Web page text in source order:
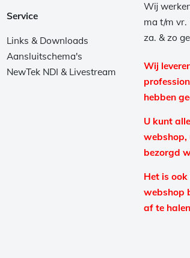
Service
Links & Downloads
Aansluitschema's
NewTek NDI & Livestream
Wij
ma t/m vr.
za. & zo
Wij
hebben
U kunt
webshop,
bezorgd
Het is
webshop
af te